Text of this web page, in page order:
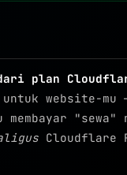
plan
website-mu
"sewa"
Cloudflare